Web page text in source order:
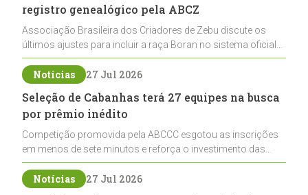
registro genealógico pela ABCZ
Associação Brasileira dos Criadores de Zebu discute os
últimos ajustes para incluir a raça Boran no sistema oficial
de registros, abrindo caminho para sua expansão na
pecuária nacional
Notícias 27 Jul 2026
Seleção de Cabanhas terá 27 equipes na busca
por prêmio inédito
Competição promovida pela ABCCC esgotou as inscrições
em menos de sete minutos e reforça o investimento das
cabanhas na seleção genética de Cavalos Crioulos voltados
ao laço
Notícias 27 Jul 2026